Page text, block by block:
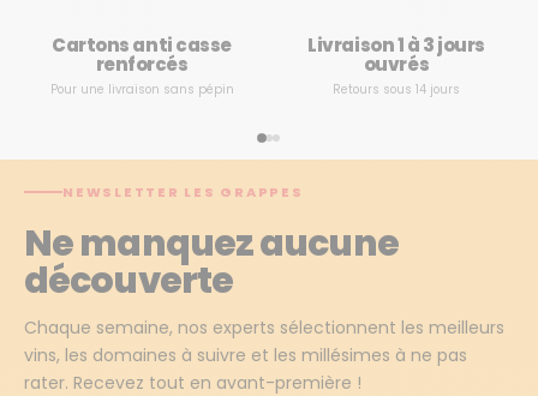
Cartons anti casse
renforcés
Pour une livraison sans pépin
Livraison 1 à 3 jours
ouvrés
Retours sous 14 jours
NEWSLETTER LES GRAPPES
Ne manquez aucune
découverte
Chaque semaine, nos experts sélectionnent les meilleurs
vins, les domaines à suivre et les millésimes à ne pas
rater. Recevez tout en avant-première !